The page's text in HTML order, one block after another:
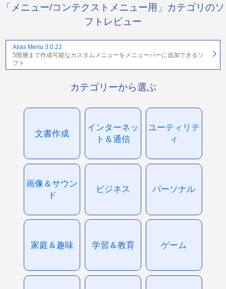
「メニュー/コンテクストメニュー用」カテゴリのソ
フトレビュー
Alias Menu 3.0.2J
5階層まで作成可能なカスタムメニューをメニューバーに追加できるソ
フト
カテゴリーから選ぶ
文書作成
インターネッ
ト＆通信
ユーティリテ
ィ
画像＆サウン
ド
ビジネス パーソナル
家庭＆趣味 学習＆教育 ゲーム